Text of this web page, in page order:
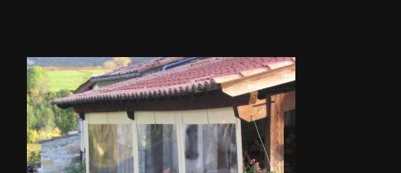
METALLERIE
ÉQUIPEMENTS AGRICOLES